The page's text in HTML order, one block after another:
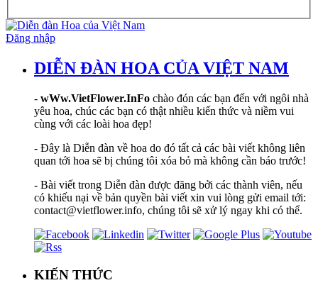
Đăng nhập
DIỄN ĐÀN HOA CỦA VIỆT NAM
- wWw.VietFlower.InFo chào đón các bạn đến với ngôi nhà
yêu hoa, chúc các bạn có thật nhiều kiến thức và niềm vui
cùng với các loài hoa đẹp!
- Đây là Diễn đàn về hoa do đó tất cả các bài viết không liên
quan tới hoa sẽ bị chúng tôi xóa bỏ mà không cần báo trước!
- Bài viết trong Diễn đàn được đăng bởi các thành viên, nếu
có khiếu nại về bản quyền bài viết xin vui lòng gửi email tới:
contact@vietflower.info, chúng tôi sẽ xử lý ngay khi có thể.
KIẾN THỨC